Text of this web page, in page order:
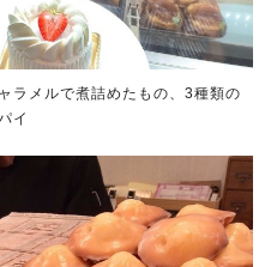
ラメルで煮詰めたもの、3種類の
イ